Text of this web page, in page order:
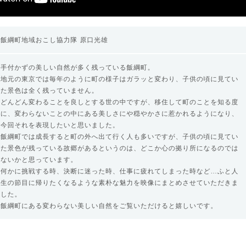
飯綱町地域おこし協力隊 原口光雄
手付かずの美しい自然が多く残っている飯綱町。
地元の東京では毎年のように町の様子はガラッと変わり、子供の頃に見てい
た景色は全く残っていません。
どんどん変わることを良しとする世の中ですが、移住して町のことを知る度
に、変わらないことの中にある美しさにや穏やかさに惹かれるようになり、
今回それを表現したいと思いました。
飯綱町では成長すると町の外へ出て行く人も多いですが、子供の頃に見てい
た景色が残っている故郷があるというのは、どこか心の拠り所になるのでは
ないかと思っています。
何かに挑戦する時、決断に迷った時、仕事に疲れてしまった時など…ふと人
生の節目に帰りたくなるような素朴な魅力を映像にまとめさせていただきま
した。
飯綱町にある変わらない美しい自然をご覧いただけると嬉しいです。